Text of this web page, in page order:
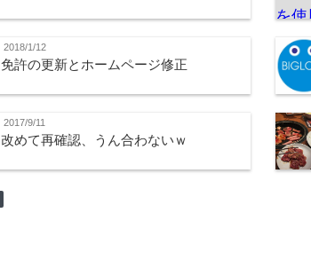
2018/1/12
免許の更新とホームページ修正
2017/9/11
改めて再確認、うん合わないｗ